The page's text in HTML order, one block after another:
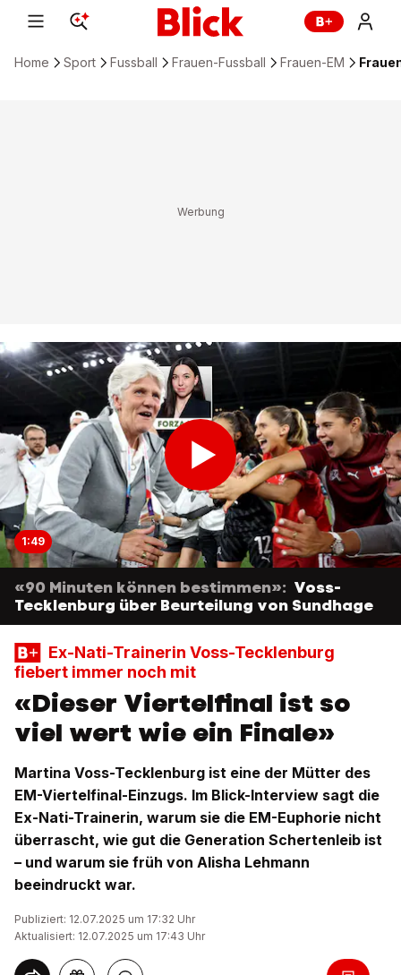
Home Sport Fussball Frauen-Fussball Frauen-EM
1:49
«90 Minuten können bestimmen»: Voss-
Tecklenburg über Beurteilung von Sundhage
Ex-Nati-Trainerin Voss-Tecklenburg
fiebert immer noch mit
«Dieser Viertelfinal ist so
viel wert wie ein Finale»
Martina Voss-Tecklenburg ist eine der Mütter des
EM-Viertelfinal-Einzugs. Im Blick-Interview sagt die
Ex-Nati-Trainerin, warum sie die EM-Euphorie nicht
überrascht, wie gut die Generation Schertenleib ist
– und warum sie früh von Alisha Lehmann
beeindruckt war.
Publiziert: 12.07.2025 um 17:32 Uhr
Aktualisiert: 12.07.2025 um 17:43 Uhr